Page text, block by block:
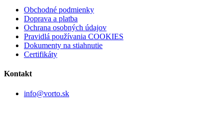
Obchodné podmienky
Doprava a platba
Ochrana osobných údajov
Pravidlá používania COOKIES
Dokumenty na stiahnutie
Certifikáty
Kontakt
info@vorto.sk